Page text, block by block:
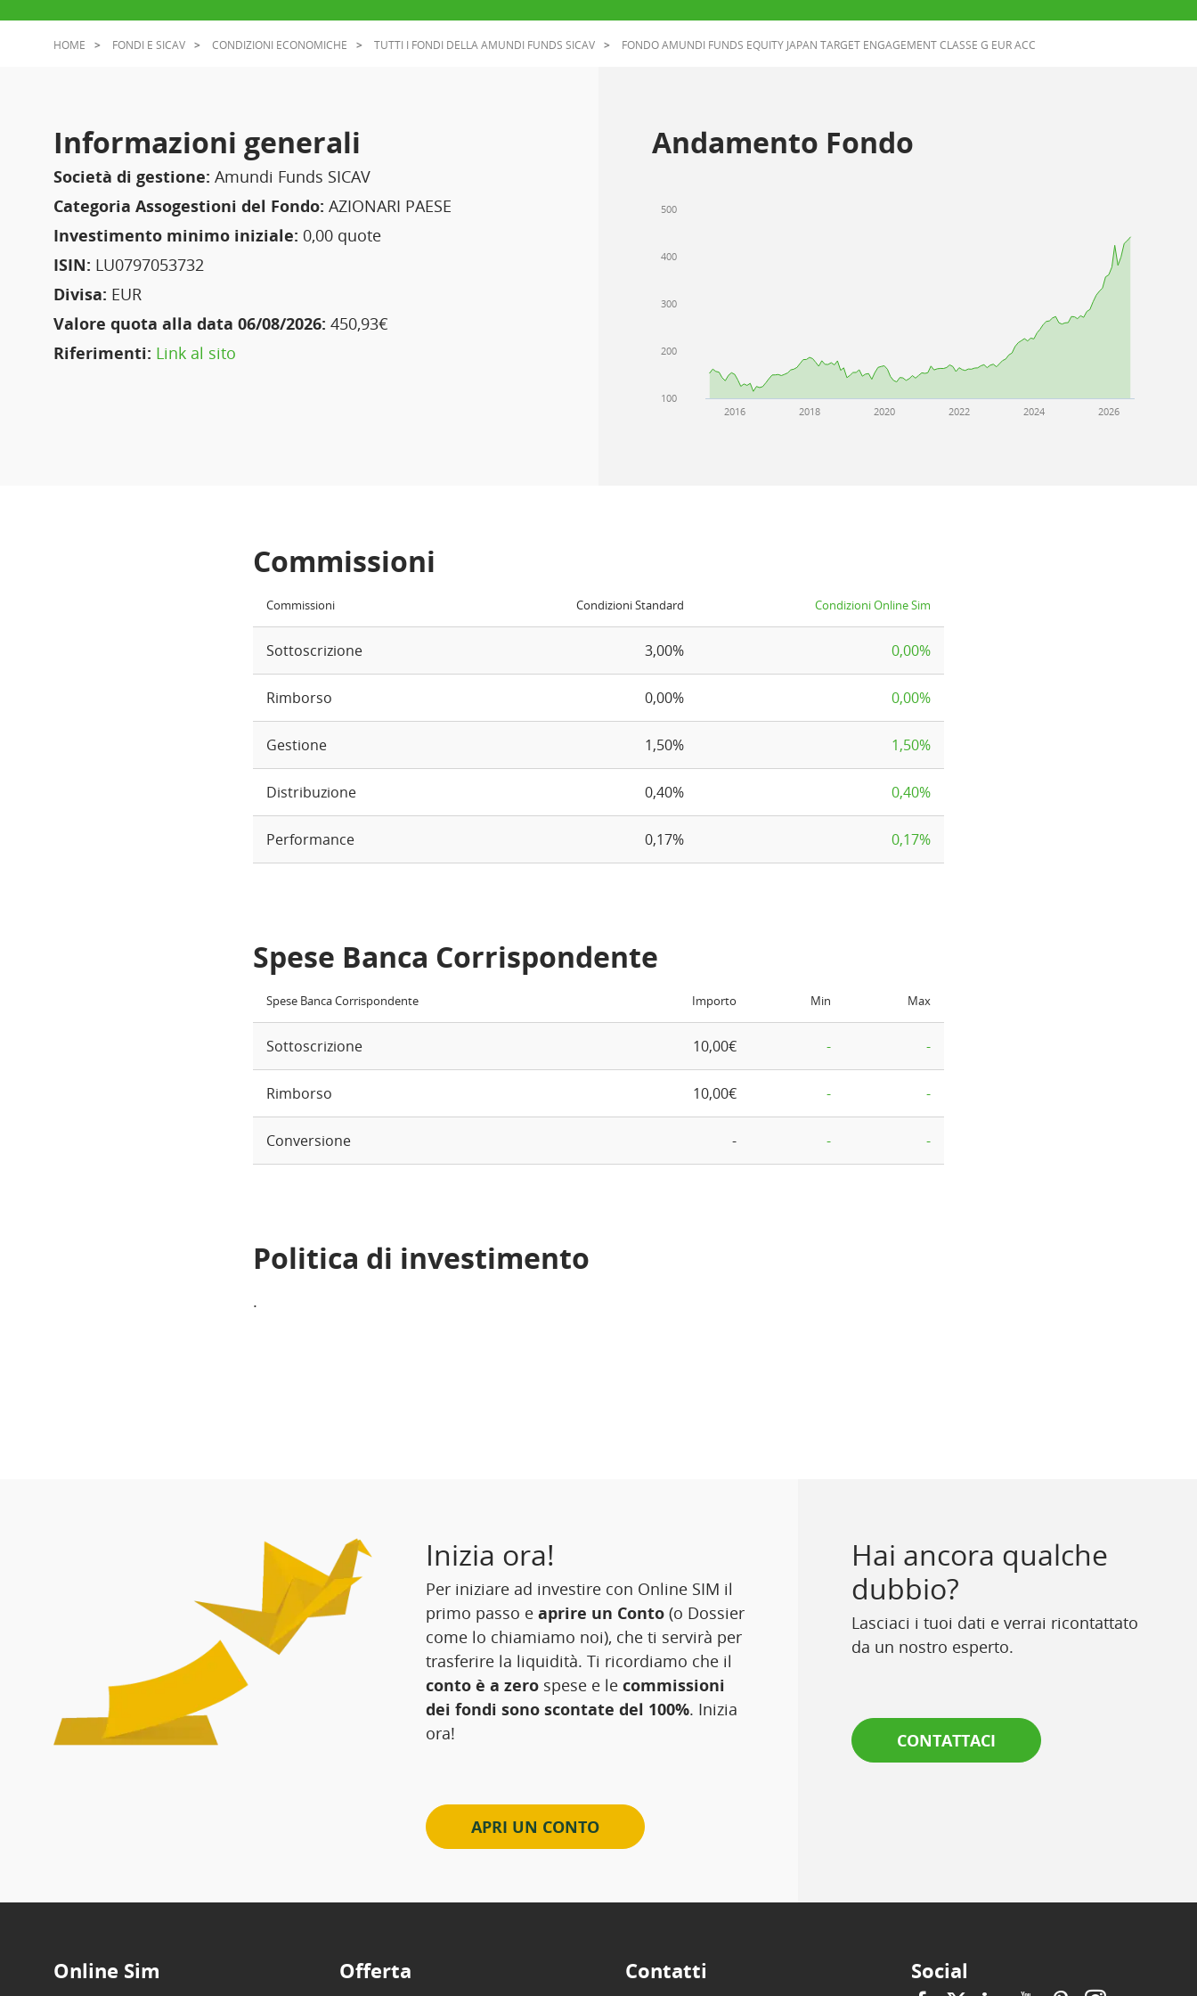
HOME FONDI E SICAV CONDIZIONI ECONOMICHE TUTTI I FONDI DELLA AMUNDI FUNDS SICAV FONDO AMUNDI FUNDS EQUITY JAPAN TARGET ENGAGEMENT CLASSE G EUR ACC
Informazioni generali
Società di gestione: Amundi Funds SICAV
Categoria Assogestioni del Fondo: AZIONARI PAESE
Investimento minimo iniziale: 0,00 quote
ISIN: LU0797053732
Divisa: EUR
Valore quota alla data 06/08/2026: 450,93€
Riferimenti: Link al sito
Andamento Fondo
2016 2018 2020 2022 2024 2026
100
200
300
400
500
Commissioni
Commissioni Condizioni Standard Condizioni Online Sim
Sottoscrizione 3,00% 0,00%
Rimborso 0,00% 0,00%
Gestione 1,50% 1,50%
Distribuzione 0,40% 0,40%
Performance 0,17% 0,17%
Spese Banca Corrispondente
Spese Banca Corrispondente Importo Min Max
Sottoscrizione 10,00€ - -
Rimborso 10,00€ - -
Conversione - - -
Politica di investimento
.
Inizia ora!
Per iniziare ad investire con Online SIM il
primo passo e aprire un Conto (o Dossier
come lo chiamiamo noi), che ti servirà per
trasferire la liquidità. Ti ricordiamo che il
conto è a zero spese e le commissioni
dei fondi sono scontate del 100%. Inizia
ora!
APRI UN CONTO
Hai ancora qualche
dubbio?
Lasciaci i tuoi dati e verrai ricontattato
da un nostro esperto.
CONTATTACI
Online Sim Offerta Contatti Social